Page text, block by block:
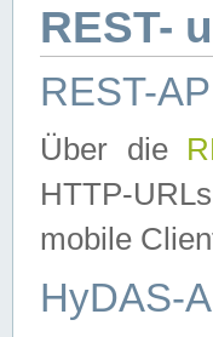
REST-
REST-
Über die
HTTP-
mobile
HyDAS-